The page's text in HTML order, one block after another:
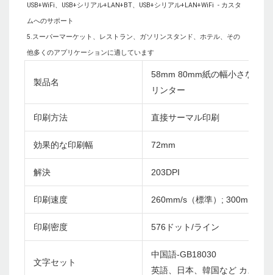
USB+WiFi、USB+シリアル+LAN+BT、USB+シリアル+LAN+WiFi  - カスタ
ムへのサポート
5.スーパーマーケット、レストラン、ガソリンスタンド、ホテル、その
製品名
58mm 80mm紙の幅小さなイ
リンター
印刷方法 直接サーマル印刷
効果的な印刷幅 72mm
解決 203DPI
印刷速度 260mm/s（標準）; 300mm/s
印刷密度 576ドット/ライン
文字セット
中国語-GB18030
英語、日本、韓国など カスタ